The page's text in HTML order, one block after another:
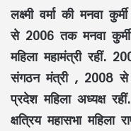
लक्ष्मी वर्मा की मनवा
से 2006 तक मनवा
महिला महामंत्री
संगठन मंत्री , 2008 से
प्रदेश महिला अध्यक्ष
क्षत्रिय महासभा महिला